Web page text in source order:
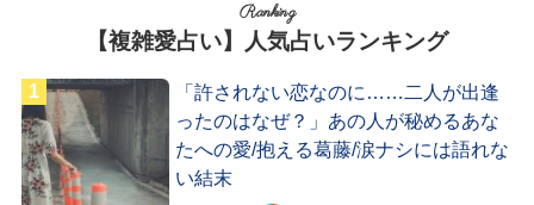
Ranking
【複雑愛占い】人気占いランキング
「許されない恋なのに……二人が出逢
ったのはなぜ？」あの人が秘めるあな
たへの愛/抱える葛藤/涙ナシには語れな
い結末